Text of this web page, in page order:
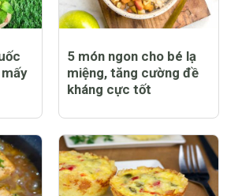
5 món ngon cho bé lạ
miệng, tăng cường đề
kháng cực tốt